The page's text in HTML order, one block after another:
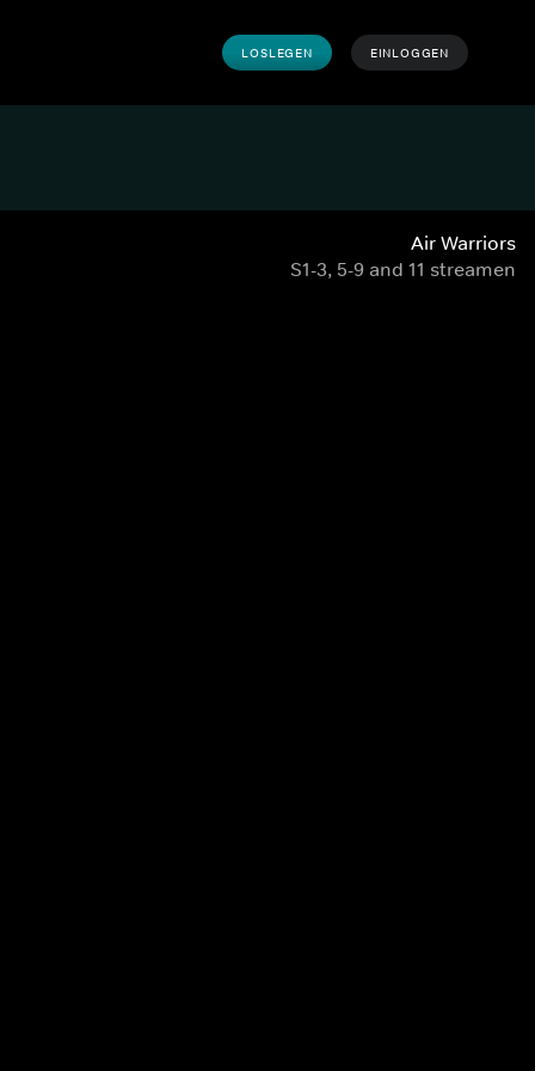
LOSLEGEN EINLOGGEN
Air Warriors
S1-3, 5-9 and 11 streamen